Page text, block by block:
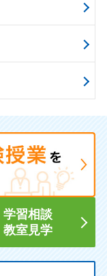
学習相談
教室見学